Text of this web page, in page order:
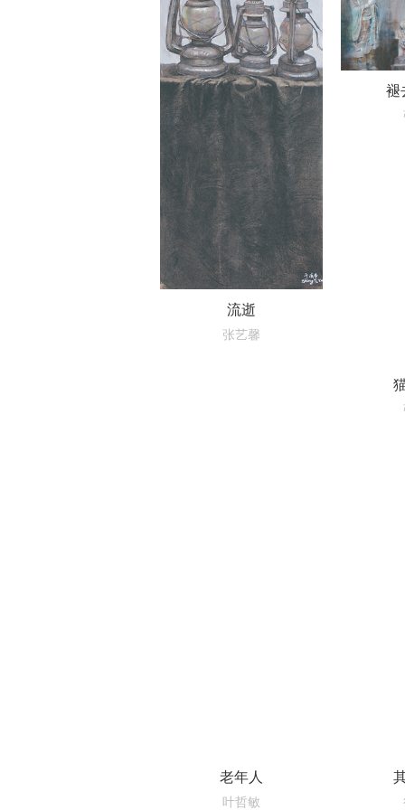
流逝
张艺馨
褪
老年人
叶哲敏